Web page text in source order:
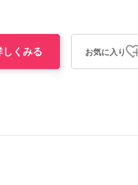
しくみる お気に入り